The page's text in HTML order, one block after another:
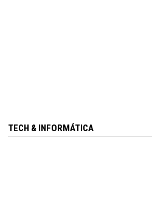
TECH & INFORMÁTICA